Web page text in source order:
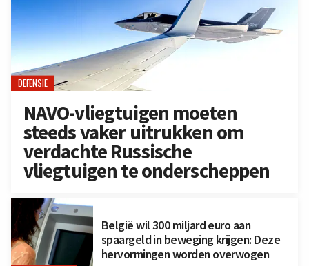
DEFENSIE
NAVO-vliegtuigen moeten
steeds vaker uitrukken om
verdachte Russische
vliegtuigen te onderscheppen
België wil 300 miljard euro aan
spaargeld in beweging krijgen: Deze
hervormingen worden overwogen